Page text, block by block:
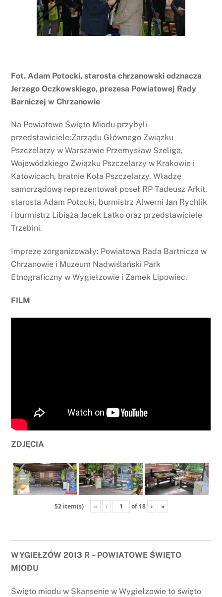
Fot. Adam Potocki, starosta chrzanowski odznacza
Jerzego Oczkowskiego, prezesa Powiatowej Rady
Barniczej w Chrzanowie
Na Powiatowe Święto Miodu przybyli
przedstawiciele:Zarządu Głównego Związku
Pszczelarzy w Warszawie Przemysław Szeliga,
Wojewódzkiego Związku Pszczelarzy w Krakowie i
Katowicach, bratnie Koła Pszczelarzy. Władzę
samorządową reprezentował poseł RP Tadeusz Arkit,
starosta Adam Potocki, burmistrz Alwerni Jan Rychlik
i burmistrz Libiąża Jacek Latko oraz przedstawiciele
Trzebini.
Imprezę zorganizowały: Powiatowa Rada Bartnicza w
Chrzanowie i Muzeum Nadwiślański Park
Etnograficzny w Wygiełzowie i Zamek Lipowiec.
FILM
ZDJĘCIA
52 item(s) « ‹ of 18 › »
WYGIEŁZÓW 2013 R – POWIATOWE ŚWIĘTO
MIODU
Święto miodu w Skansenie w Wygiełzowie to święto